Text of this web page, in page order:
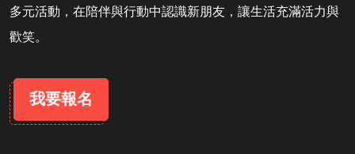
多元活動，在陪伴與行動中認識新朋友，讓生活充滿活力與
歡笑。
我要報名